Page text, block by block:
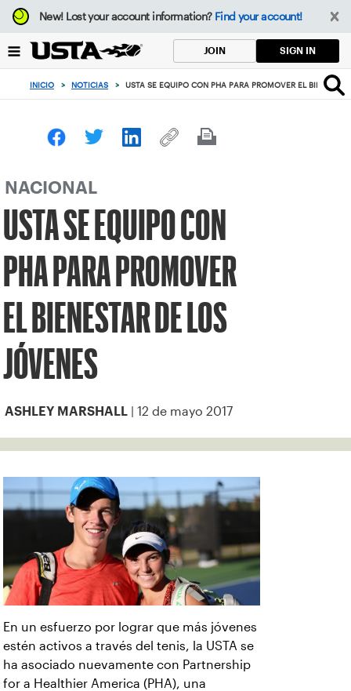
Enfoque
desde
botón
volver
principio
New!Lost your account information? Find your account!
JOIN SIGN IN
INICIO > NOTICIAS > USTA SE EQUIPO CON PHA PARA PROMOVER EL
NACIONAL
USTA SE EQUIPO CON
PHA PARA PROMOVER
EL BIENESTAR DE LOS
JÓVENES
ASHLEY MARSHALL | 12 de mayo 2017
En un esfuerzo por lograr que más jóvenes
estén activos a través del tenis, la USTA se
ha asociado nuevamente con Partnership
for a Healthier America (PHA), una